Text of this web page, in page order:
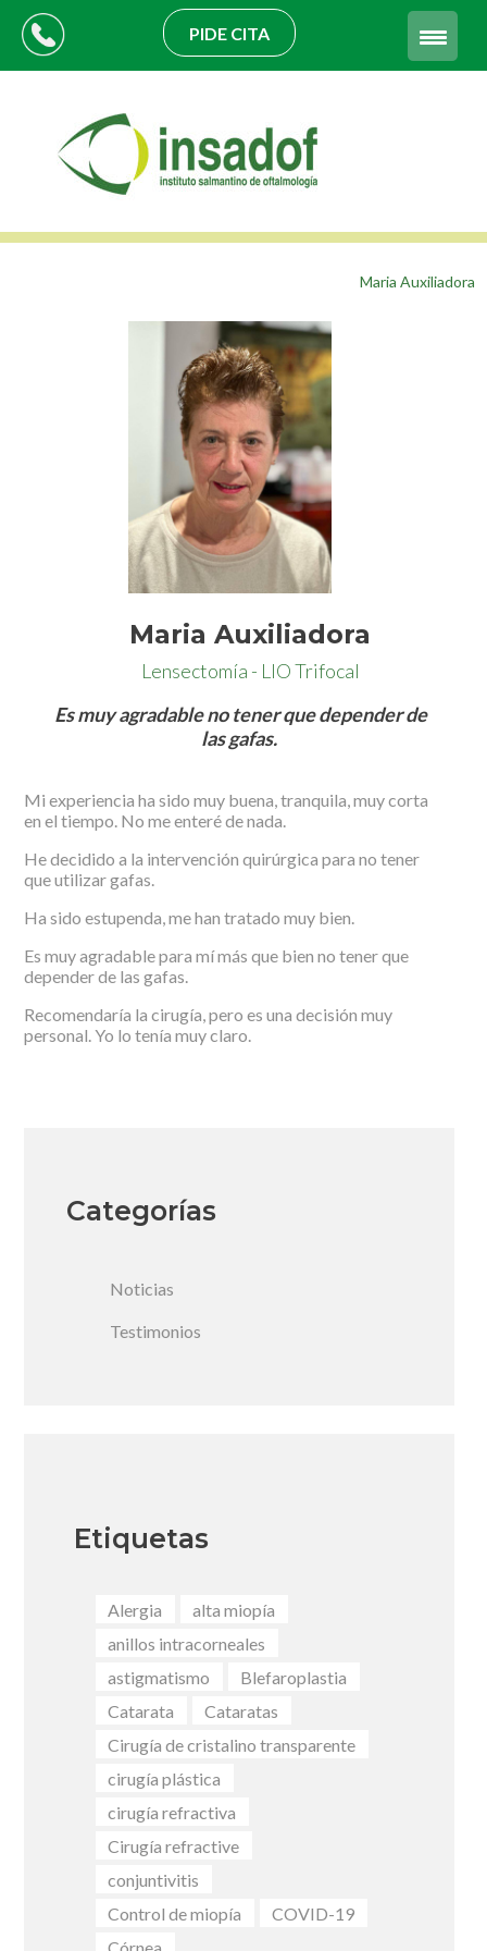
PIDE CITA
Maria Auxiliadora
Maria Auxiliadora
Lensectomía - LIO Trifocal
Es muy agradable no tener que depender de
las gafas.
Mi experiencia ha sido muy buena, tranquila, muy corta
en el tiempo. No me enteré de nada.
He decidido a la intervención quirúrgica para no tener
que utilizar gafas.
Ha sido estupenda, me han tratado muy bien.
Es muy agradable para mí más que bien no tener que
depender de las gafas.
Recomendaría la cirugía, pero es una decisión muy
personal. Yo lo tenía muy claro.
Categorías
Noticias
Testimonios
Etiquetas
Alergia
alta miopía
anillos intracorneales
astigmatismo
Blefaroplastia
Catarata
Cataratas
Cirugía de cristalino transparente
cirugía plástica
cirugía refractiva
Cirugía refractive
conjuntivitis
Control de miopía
COVID-19